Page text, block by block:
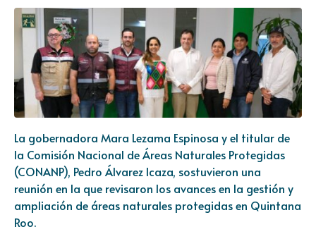
La gobernadora Mara Lezama Espinosa y el titular de
la Comisión Nacional de Áreas Naturales Protegidas
(CONANP), Pedro Álvarez Icaza, sostuvieron una
reunión en la que revisaron los avances en la gestión y
ampliación de áreas naturales protegidas en Quintana
Roo.